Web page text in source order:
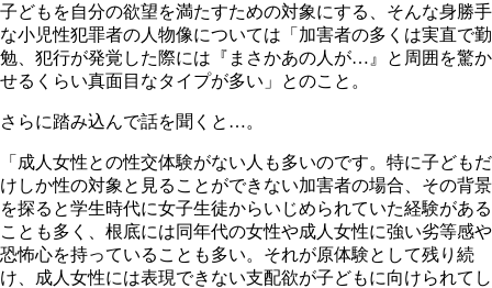
子どもを自分の欲望を満たすための対象にする、そんな身勝手
な小児性犯罪者の人物像については「加害者の多くは実直で勤
勉、犯行が発覚した際には『まさかあの人が…』と周囲を驚か
せるくらい真面目なタイプが多い」とのこと。
さらに踏み込んで話を聞くと…。
「成人女性との性交体験がない人も多いのです。特に子どもだ
けしか性の対象と見ることができない加害者の場合、その背景
を探ると学生時代に女子生徒からいじめられていた経験がある
ことも多く、根底には同年代の女性や成人女性に強い劣等感や
恐怖心を持っていることも多い。それが原体験として残り続
け、成人女性には表現できない支配欲が子どもに向けられてし